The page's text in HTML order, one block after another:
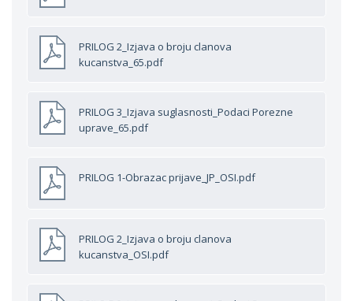
PRILOG 2_Izjava o broju clanova
kucanstva_65.pdf
PRILOG 3_Izjava suglasnosti_Podaci Porezne
uprave_65.pdf
PRILOG 1-Obrazac prijave_JP_OSI.pdf
PRILOG 2_Izjava o broju clanova
kucanstva_OSI.pdf